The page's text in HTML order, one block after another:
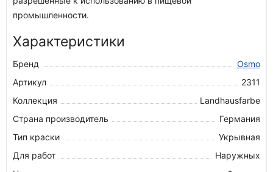
промышленности.
Характеристики
Бренд
Osmo
Артикул
2311
Коллекция
Landhausfarbe
Страна производитель
Германия
Тип краски
Укрывная
Для работ
Наружных